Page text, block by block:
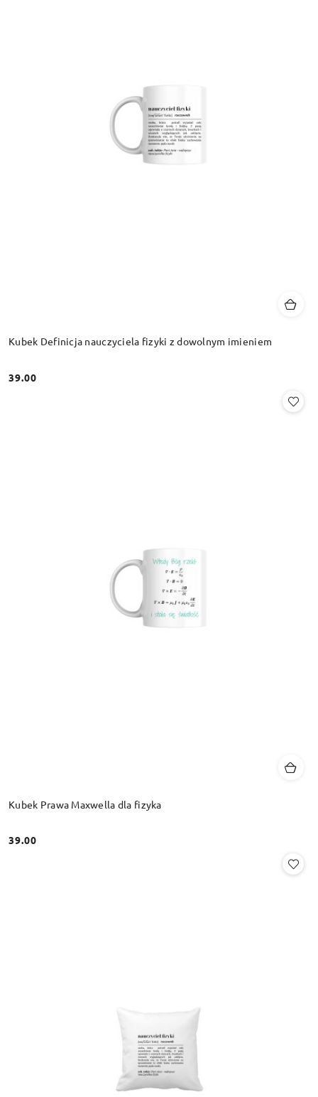
Kubek Definicja nauczyciela fizyki z dowolnym imieniem
Cena:
39.00
Kubek Prawa Maxwella dla fizyka
Cena:
39.00